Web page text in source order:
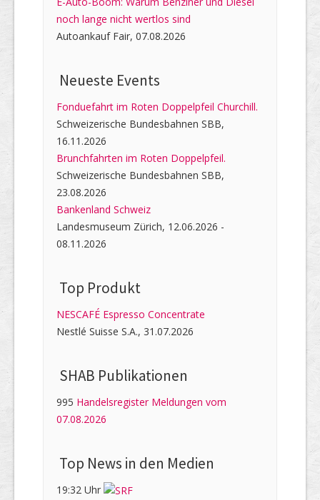
noch lange nicht wertlos sind
Autoankauf Fair, 07.08.2026
Neueste Events
Fonduefahrt im Roten Doppelpfeil Churchill.
Schweizerische Bundesbahnen SBB,
16.11.2026
Brunchfahrten im Roten Doppelpfeil.
Schweizerische Bundesbahnen SBB,
23.08.2026
Bankenland Schweiz
Landesmuseum Zürich, 12.06.2026 -
08.11.2026
Top Produkt
NESCAFÉ Espresso Concentrate
Nestlé Suisse S.A., 31.07.2026
SHAB Publi­kati­onen
995 Handelsregister Meldungen vom
07.08.2026
Top News in den Medien
19:32 Uhr